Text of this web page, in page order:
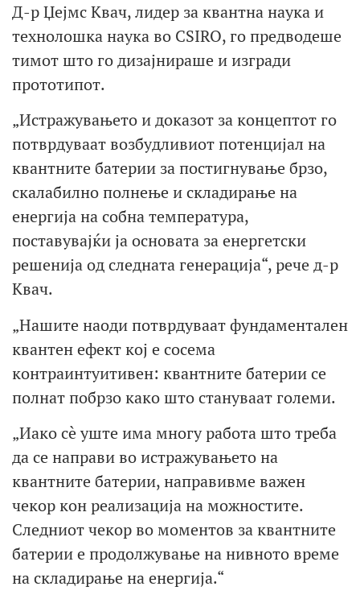
Д-р Џејмс Квач, лидер за квантна наука и
технолошка наука во CSIRO, го предводеше
тимот што го дизајнираше и изгради
прототипот.
„Истражувањето и доказот за концептот го
потврдуваат возбудливиот потенцијал на
квантните батерии за постигнување брзо,
скалабилно полнење и складирање на
енергија на собна температура,
поставувајќи ја основата за енергетски
решенија од следната генерација“, рече д-р
Квач.
„Нашите наоди потврдуваат фундаментален
квантен ефект кој е сосема
контраинтуитивен: квантните батерии се
полнат побрзо како што стануваат големи.
„Иако сè уште има многу работа што треба
да се направи во истражувањето на
квантните батерии, направивме важен
чекор кон реализација на можностите.
Следниот чекор во моментов за квантните
батерии е продолжување на нивното време
на складирање на енергија.“